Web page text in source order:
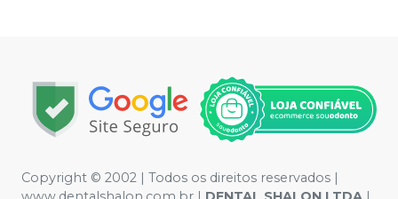
Copyright © 2002 | Todos os direitos reservados |